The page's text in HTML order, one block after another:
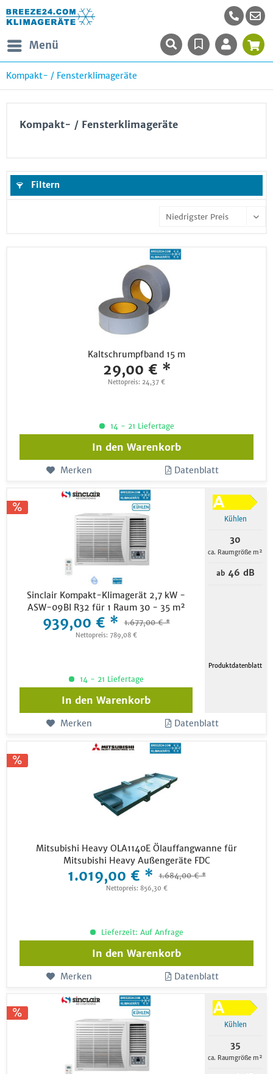
Menü
Kompakt- / Fensterklimageräte
Kompakt- / Fensterklimageräte
Filtern
Kaltschrumpfband 15 m
29,00 € *
Nettopreis: 24,37 €
14 - 21 Liefertage
In den Warenkorb
Merken Datenblatt
Sinclair Kompakt-Klimagerät 2,7 kW -
ASW-09BI R32 für 1 Raum 30 - 35 m²
939,00 € * 1.677,00 € *
Nettopreis: 789,08 €
Kühlen
30
ca. Raumgröße m²
ab46 dB
Produktdatenblatt
14 - 21 Liefertage
In den Warenkorb
Merken Datenblatt
Mitsubishi Heavy OLA1140E Ölauffangwanne für
Mitsubishi Heavy Außengeräte FDC
1.019,00 € * 1.684,00 € *
Nettopreis: 856,30 €
Lieferzeit: Auf Anfrage
In den Warenkorb
Merken Datenblatt
Kühlen
35
ca. Raumgröße m²